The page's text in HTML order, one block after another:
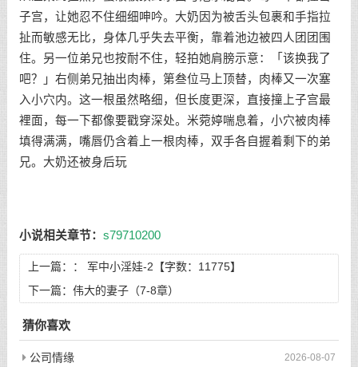
子宫，让她忍不住细细呻吟。大奶因为被舌头包裹和手指拉
扯而敏感无比，身体几乎失去平衡，靠着池边被四人团团围
住。另一位弟兄也按耐不住，轻拍她肩膀示意：「该换我了
吧？」右侧弟兄抽出肉棒，第叁位马上顶替，肉棒又一次塞
入小穴内。这一根虽然略细，但长度更深，直接撞上子宫最
裡面，每一下都像要戳穿深处。米菀婷喘息着，小穴被肉棒
填得满满，嘴唇仍含着上一根肉棒，双手各自握着剩下的弟
兄。大奶还被身后玩
小说相关章节： s79710200
上一篇：： 军中小淫娃-2【字数：11775】
下一篇： 伟大的妻子（7-8章）
猜你喜欢
2026-08-07
公司情缘